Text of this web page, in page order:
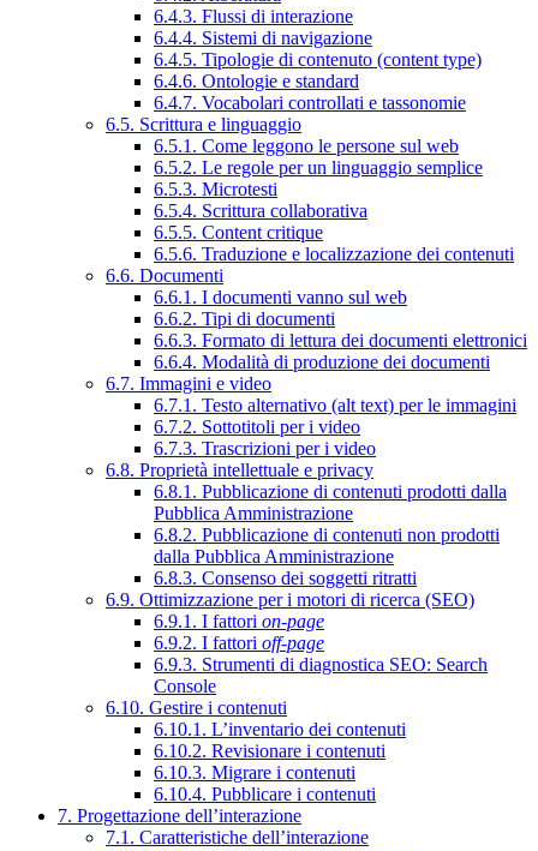
6.4.3. Flussi di interazione
6.4.4. Sistemi di navigazione
6.4.5. Tipologie di contenuto (content type)
6.4.6. Ontologie e standard
6.4.7. Vocabolari controllati e tassonomie
6.5. Scrittura e linguaggio
6.5.1. Come leggono le persone sul web
6.5.2. Le regole per un linguaggio semplice
6.5.3. Microtesti
6.5.4. Scrittura collaborativa
6.5.5. Content critique
6.5.6. Traduzione e localizzazione dei contenuti
6.6. Documenti
6.6.1. I documenti vanno sul web
6.6.2. Tipi di documenti
6.6.3. Formato di lettura dei documenti elettronici
6.6.4. Modalità di produzione dei documenti
6.7. Immagini e video
6.7.1. Testo alternativo (alt text) per le immagini
6.7.2. Sottotitoli per i video
6.7.3. Trascrizioni per i video
6.8. Proprietà intellettuale e privacy
6.8.1. Pubblicazione di contenuti prodotti dalla
Pubblica Amministrazione
6.8.2. Pubblicazione di contenuti non prodotti
dalla Pubblica Amministrazione
6.8.3. Consenso dei soggetti ritratti
6.9. Ottimizzazione per i motori di ricerca (SEO)
6.9.1. I fattori on-page
6.9.2. I fattori off-page
6.9.3. Strumenti di diagnostica SEO: Search
Console
6.10. Gestire i contenuti
6.10.1. L’inventario dei contenuti
6.10.2. Revisionare i contenuti
6.10.3. Migrare i contenuti
6.10.4. Pubblicare i contenuti
7. Progettazione dell’interazione
7.1. Caratteristiche dell’interazione